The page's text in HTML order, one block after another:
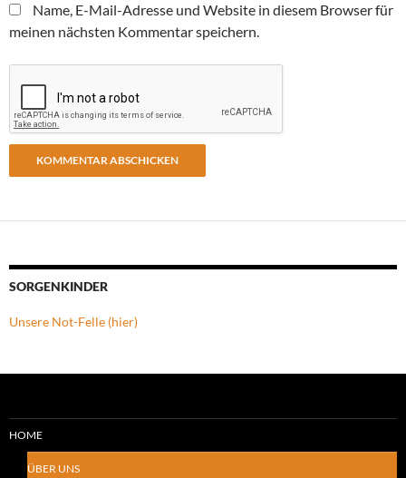
Name, E-Mail-Adresse und Website in diesem Browser für
meinen nächsten Kommentar speichern.
SORGENKINDER
Unsere Not-Felle (hier)
HOME
ÜBER UNS